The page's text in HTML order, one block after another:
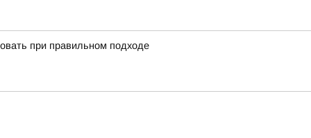
при правильном подходе